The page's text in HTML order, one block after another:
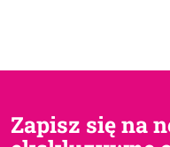
Zapisz się na